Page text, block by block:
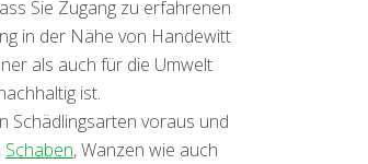
Sie Zugang zu erfahrenen
in der Nähe von Handewitt
als auch für die Umwelt
ist.
Schädlingsarten voraus und
Schaben, Wanzen wie auch